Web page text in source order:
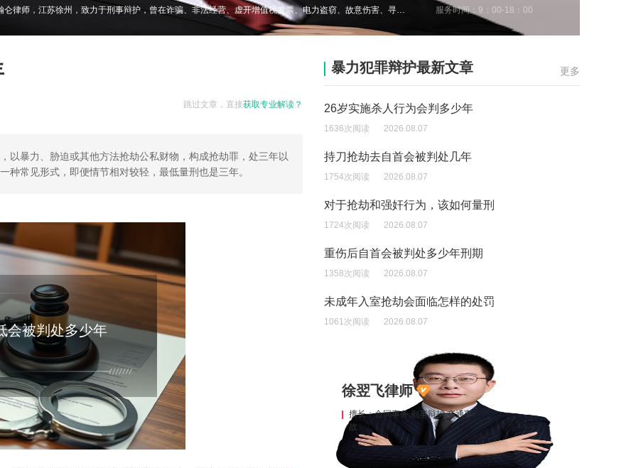
王瀚仑律师，江苏徐州，致力于刑事辩护，曾在诈骗、非法经营、虚开增值税发票、电力盗窃、故意伤害、寻衅滋事、开设赌场、帮信等多类案件中取得良好辩护效果，有多起缓刑、不起诉成功案例，同时在合同纠纷、债权债务、婚姻家事、抚养权纠纷、执行异议纠纷等方面，具有丰富的办案经验，认真负责，帮助每一位当事人维护合法权益。 服务时间：9：00-18：00
跳过文章，直接获取专业解读？
以暴力、胁迫或其他方法抢劫公私财物，构成抢劫罪，处三年以
种常见形式，即便情节相对较轻，最低量刑也是三年。
会被判处多少年
更多
暴力犯罪辩护最新文章
26岁实施杀人行为会判多少年
1636次阅读 2026.08.07
持刀抢劫去自首会被判处几年
1754次阅读 2026.08.07
对于抢劫和强奸行为，该如何量刑
1724次阅读 2026.08.07
重伤后自首会被判处多少年刑期
1358次阅读 2026.08.07
未成年入室抢劫会面临怎样的处罚
1061次阅读 2026.08.07
徐翌飞律师
擅长：合同事务,刑事辩护,交通事
故